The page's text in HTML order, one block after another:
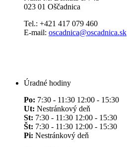
023 01 Oščadnica
Tel.: +421 417 079 460
E-mail: oscadnica@oscadnica.sk
Úradné hodiny
Po: 7:30 - 11:30 12:00 - 15:30
Ut: Nestránkový deň
St: 7:30 - 11:30 12:00 - 15:30
Št: 7:30 - 11:30 12:00 - 15:30
Pi: Nestránkový deň